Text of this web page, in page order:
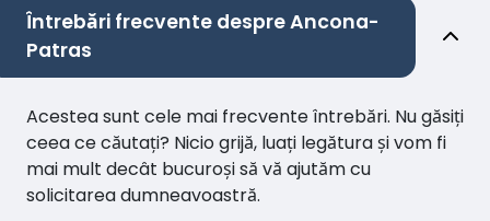
Întrebări frecvente despre Ancona-
Patras
Acestea sunt cele mai frecvente întrebări. Nu găsiți
ceea ce căutați? Nicio grijă, luați legătura și vom fi
mai mult decât bucuroși să vă ajutăm cu
solicitarea dumneavoastră.